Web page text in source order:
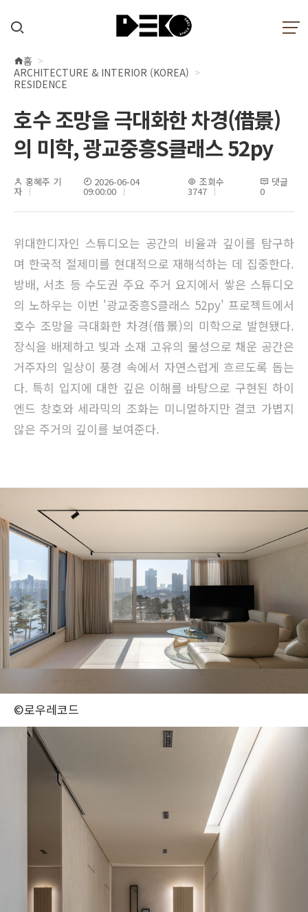
현
재
치
홈
ARCHITECTURE & INTERIOR (KOREA)
RESIDENCE
호수 조망을 극대화한 차경(借景)
의 미학, 광교중흥S클래스 52py
홍혜주 기
자
2026-06-04
09:00:00
조회수
3747
댓글
0
위대한디자인 스튜디오는 공간의 비율과 깊이를 탐구하
며 한국적 절제미를 현대적으로 재해석하는 데 집중한다.
방배, 서초 등 수도권 주요 주거 요지에서 쌓은 스튜디오
의 노하우는 이번 '광교중흥S클래스 52py' 프로젝트에서
호수 조망을 극대화한 차경(借景)의 미학으로 발현됐다.
장식을 배제하고 빛과 소재 고유의 물성으로 채운 공간은
거주자의 일상이 풍경 속에서 자연스럽게 흐르도록 돕는
다. 특히 입지에 대한 깊은 이해를 바탕으로 구현된 하이
엔드 창호와 세라믹의 조화는 미니멀하지만 결코 가볍지
않은 주거의 깊이를 보여준다.
©로우레코드